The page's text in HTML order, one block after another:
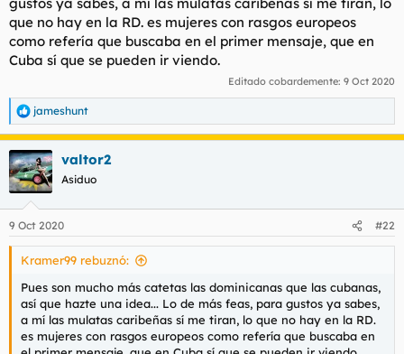
que no hay en la RD. es mujeres con rasgos europeos
como refería que buscaba en el primer mensaje, que en
Cuba sí que se pueden ir viendo.
Editado cobardemente: 9 Oct 2020
R
e
a
c
c
i
e
s
jameshunt
valtor2
Asiduo
9 Oct 2020 #22
Kramer99 rebuznó:
Pues son mucho más catetas las dominicanas que las cubanas,
así que hazte una idea... Lo de más feas, para gustos ya sabes,
a mí las mulatas caribeñas sí me tiran, lo que no hay en la RD.
es mujeres con rasgos europeos como refería que buscaba en